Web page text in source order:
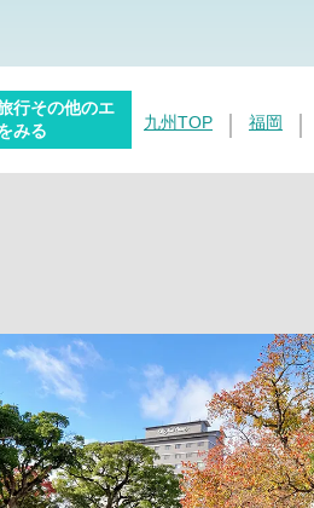
行その他のエ
みる
九州TOP 福岡